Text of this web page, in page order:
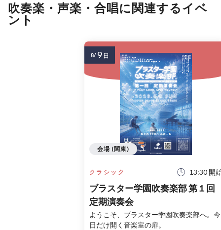
吹奏楽・声楽・合唱に関連するイベ
ント
クラシック 13:30 開
ブラスター学園吹奏楽部 第１回
定期演奏会
ようこそ、ブラスター学園吹奏楽部へ。今
日だけ開く音楽室の扉。
会場 (関東)
8/ 9 日